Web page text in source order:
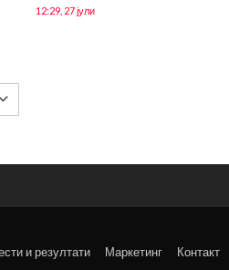
12:29, 27 јули
и резултати Маркетинг Контакт